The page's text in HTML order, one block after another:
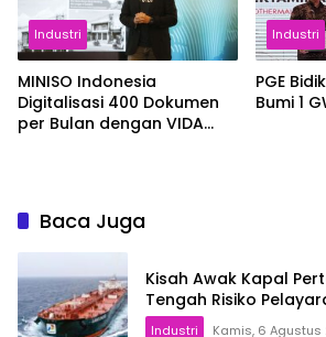
Industri
MINISO Indonesia
Digitalisasi 400 Dokumen
per Bulan dengan VIDA
Industri
PGE
Bumi 1
Baca Juga
Kisah Awak Kapal
Tengah Risiko
Industri Kamis, 6 Agustus